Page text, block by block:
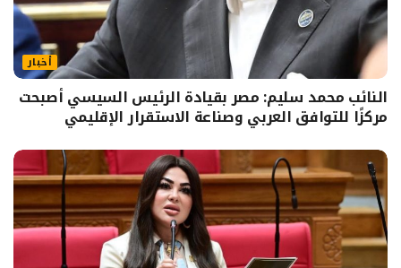
أخبار
النائب محمد سليم: مصر بقيادة الرئيس السيسي أصبحت
مركزًا للتوافق العربي وصناعة الاستقرار الإقليمي